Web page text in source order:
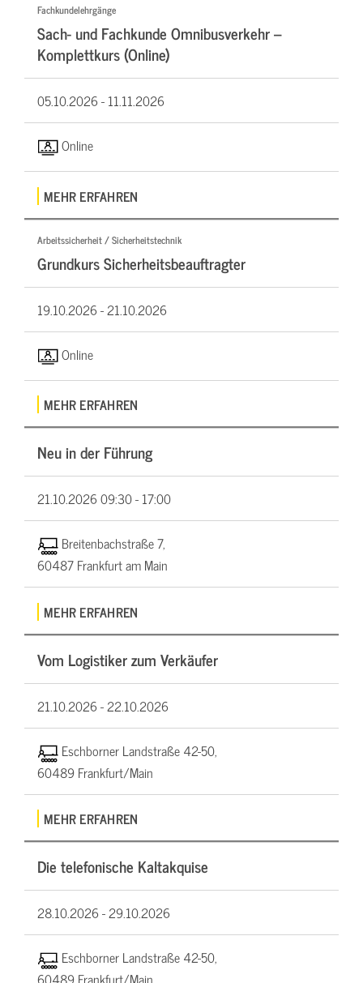
Fachkundelehrgänge
Sach- und Fachkunde Omnibusverkehr –
Komplettkurs (Online)
05.10.2026 -11.11.2026
Online
MEHR ERFAHREN
Arbeitssicherheit / Sicherheitstechnik
Grundkurs Sicherheitsbeauftragter
19.10.2026 -21.10.2026
Online
MEHR ERFAHREN
Neu in der Führung
21.10.202609:30 - 17:00
Breitenbachstraße 7,
60487 Frankfurt am Main
MEHR ERFAHREN
Vom Logistiker zum Verkäufer
21.10.2026 -22.10.2026
Eschborner Landstraße 42-50,
60489 Frankfurt/Main
MEHR ERFAHREN
Die telefonische Kaltakquise
28.10.2026 -29.10.2026
Eschborner Landstraße 42-50,